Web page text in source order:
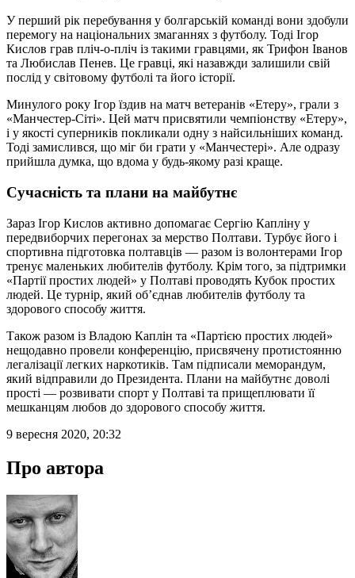
У перший рік перебування у болгарській команді вони здобули
перемогу на національних змаганнях з футболу. Тоді Ігор
Кислов грав пліч-о-пліч із такими гравцями, як Трифон Іванов
та Любислав Пенев. Це гравці, які назавжди залишили свій
послід у світовому футболі та його історії.
Минулого року Ігор їздив на матч ветеранів «Етеру», грали з
«Манчестер-Сіті». Цей матч присвятили чемпіонству «Етеру»,
і у якості суперників покликали одну з найсильніших команд.
Тоді замислився, що міг би грати у «Манчестері». Але одразу
прийшла думка, що вдома у будь-якому разі краще.
Сучасність та плани на майбутнє
Зараз Ігор Кислов активно допомагає Сергію Капліну у
передвиборчих перегонах за мерство Полтави. Турбує його і
спортивна підготовка полтавців — разом із волонтерами Ігор
тренує маленьких любителів футболу. Крім того, за підтримки
«Партії простих людей» у Полтаві проводять Кубок простих
людей. Це турнір, який об’єднав любителів футболу та
здорового способу життя.
Також разом із Владою Каплін та «Партією простих людей»
нещодавно провели конференцію, присвячену протистоянню
легалізації легких наркотиків. Там підписали меморандум,
який відправили до Президента. Плани на майбутнє доволі
прості — розвивати спорт у Полтаві та прищеплювати її
мешканцям любов до здорового способу життя.
9 вересня 2020, 20:32
Про автора